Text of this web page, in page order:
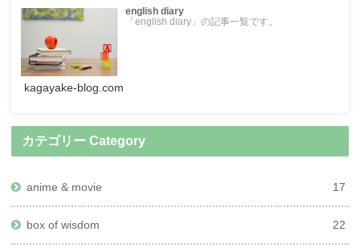
english diary
「english diary」の記事一覧です。
kagayake-blog.com
カテゴリー Category
anime & movie 17
box of wisdom 22